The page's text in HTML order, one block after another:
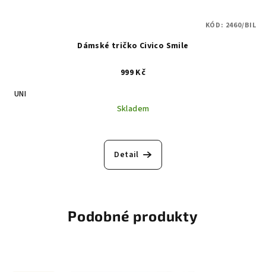
Dámské tričko Civico Smile
999 Kč
UNI
Skladem
Detail
KÓD: 2460/BIL
Podobné produkty